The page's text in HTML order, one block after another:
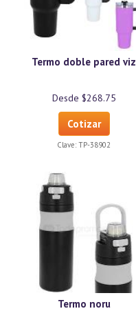
Termo doble pared viz
Desde $268.75
Cotizar
Clave: TP-38902
Termo noru